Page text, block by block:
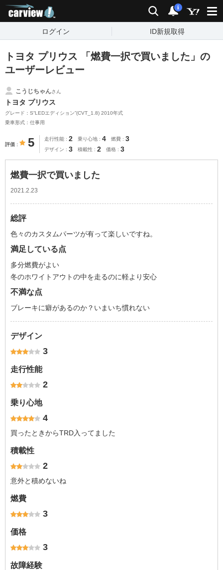
検索 通知
i
ログイン ID新規取得
トヨタ プリウス 「燃費一択で買いました」の
ユーザーレビュー
こうじちゃんさん
トヨタ プリウス
グレード：S“LEDエディション”(CVT_1.8) 2010年式
乗車形式：仕事用
評価 5 走行性能 2 乗り心地 4 燃費 3
デザイン 3 積載性 2 価格 3
燃費一択で買いました
2021.2.23
総評
色々のカスタムパーツが有って楽しいですね。
満足している点
多分燃費がよい
冬のホワイトアウトの中を走るのに軽より安心
不満な点
ブレーキに癖があるのか？いまいち慣れない
デザイン
3
走行性能
2
乗り心地
4
買ったときからTRD入ってました
積載性
2
意外と積めないね
燃費
3
価格
3
故障経験